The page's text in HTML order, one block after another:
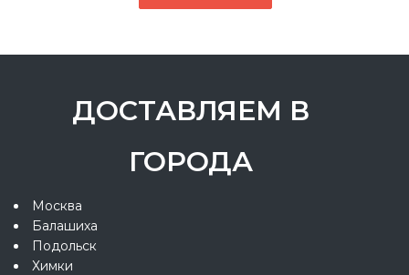
ДОСТАВЛЯЕМ В
ГОРОДА
Москва
Балашиха
Подольск
Химки